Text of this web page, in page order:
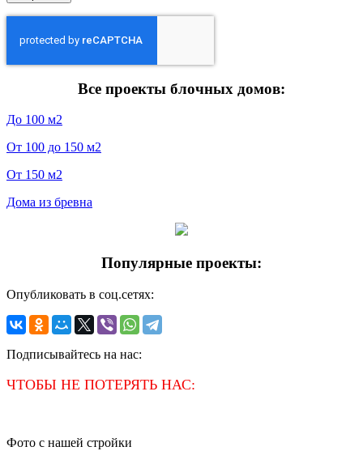
Все проекты блочных домов:
До 100 м2
От 100 до 150 м2
От 150 м2
Дома из бревна
Популярные проекты:
Опубликовать в соц.сетях:
Подписывайтесь на нас:
ЧТОБЫ НЕ ПОТЕРЯТЬ НАС:
Фото с нашей стройки